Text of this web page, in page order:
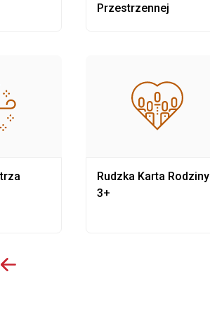
Przestrzennej
Rudzka Karta Rodziny
3+